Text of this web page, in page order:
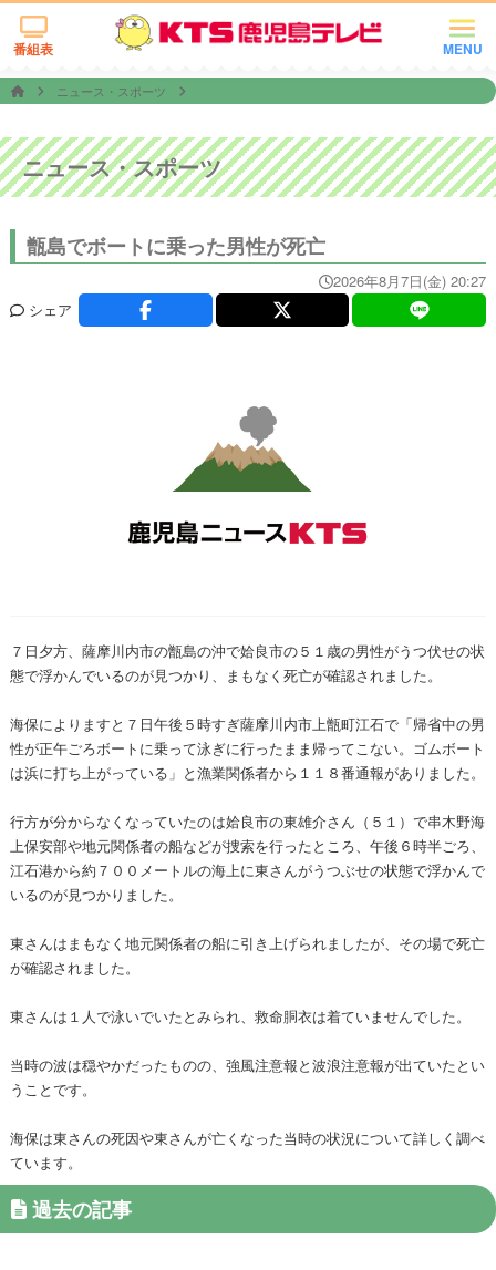
MENU
番組表
ニュース・スポーツ
ニュース・スポーツ
甑島でボートに乗った男性が死亡
2026年8月7日(金) 20:27
シェア
７日夕方、薩摩川内市の甑島の沖で姶良市の５１歳の男性がうつ伏せの状
態で浮かんでいるのが見つかり、まもなく死亡が確認されました。
海保によりますと７日午後５時すぎ薩摩川内市上甑町江石で「帰省中の男
性が正午ごろボートに乗って泳ぎに行ったまま帰ってこない。ゴムボート
は浜に打ち上がっている」と漁業関係者から１１８番通報がありました。
行方が分からなくなっていたのは姶良市の東雄介さん（５１）で串木野海
上保安部や地元関係者の船などが捜索を行ったところ、午後６時半ごろ、
江石港から約７００メートルの海上に東さんがうつぶせの状態で浮かんで
いるのが見つかりました。
東さんはまもなく地元関係者の船に引き上げられましたが、その場で死亡
が確認されました。
東さんは１人で泳いでいたとみられ、救命胴衣は着ていませんでした。
当時の波は穏やかだったものの、強風注意報と波浪注意報が出ていたとい
うことです。
海保は東さんの死因や東さんが亡くなった当時の状況について詳しく調べ
ています。
過去の記事